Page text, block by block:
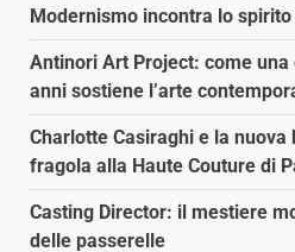
Modernismo incontra lo
Antinori Art Project: come
anni sostiene l’arte
Charlotte Casiraghi e la nuova
fragola alla Haute Couture di
Casting Director: il mestiere
delle passerelle